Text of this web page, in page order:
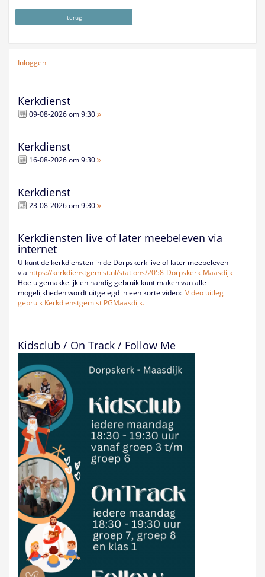
terug
Inloggen
Kerkdienst
09-08-2026 om 9:30
Kerkdienst
16-08-2026 om 9:30
Kerkdienst
23-08-2026 om 9:30
Kerkdiensten live of later meebeleven via
internet
U kunt de kerkdiensten in de Dorpskerk live of later meebeleven
via https://kerkdienstgemist.nl/stations/2058-Dorpskerk-Maasdijk
Hoe u gemakkelijk en handig gebruik kunt maken van alle
mogelijkheden wordt uitgelegd in een korte video: Video uitleg
gebruik Kerkdienstgemist PGMaasdijk.
Kidsclub / On Track / Follow Me